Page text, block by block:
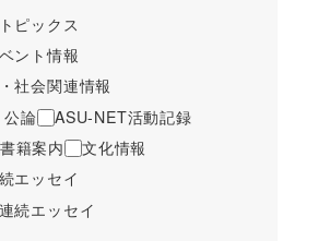
ピックス
ント情報
社会関連情報
論
ASU-NET活動記録
書籍案内
文化情報
エッセイ
続エッセイ